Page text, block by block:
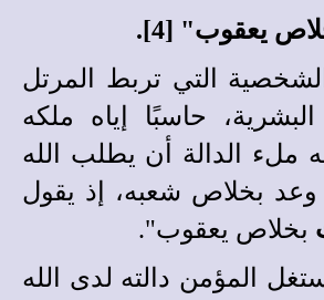
يعقوب" [4].
الشخصية التي تربط المرتل
حاسبًا إياه ملكه
ملء الدالة أن يطلب الله
وعد بخلاص شعبه، إذ يقول
بخلاص يعقوب".
المؤمن دالته لدى الله